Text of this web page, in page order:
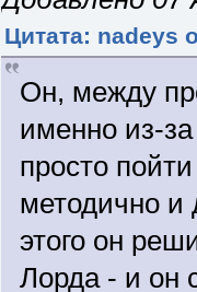
Цитата: nadeys
Он, между
именно из-
просто
методично и
этого он
Лорда - и он